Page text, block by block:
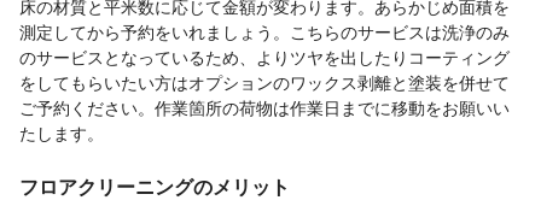
床の材質と平米数に応じて金額が変わります。あらかじめ面積を
測定してから予約をいれましょう。こちらのサービスは洗浄のみ
のサービスとなっているため、よりツヤを出したりコーティング
をしてもらいたい方はオプションのワックス剥離と塗装を併せて
ご予約ください。作業箇所の荷物は作業日までに移動をお願いい
たします。
フロアクリーニングのメリット